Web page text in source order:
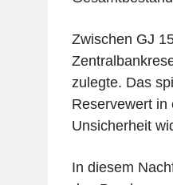
Zwischen GJ
zulegte. Das
Reservewert in
Unsicherheit
In diesem